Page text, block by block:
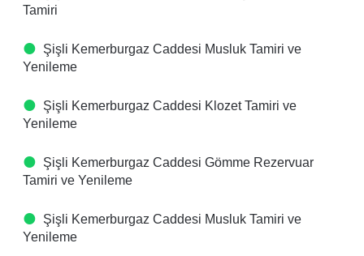
Tamiri
Şişli Kemerburgaz Caddesi Musluk Tamiri ve
Yenileme
Şişli Kemerburgaz Caddesi Klozet Tamiri ve
Yenileme
Şişli Kemerburgaz Caddesi Gömme Rezervuar
Tamiri ve Yenileme
Şişli Kemerburgaz Caddesi Musluk Tamiri ve
Yenileme